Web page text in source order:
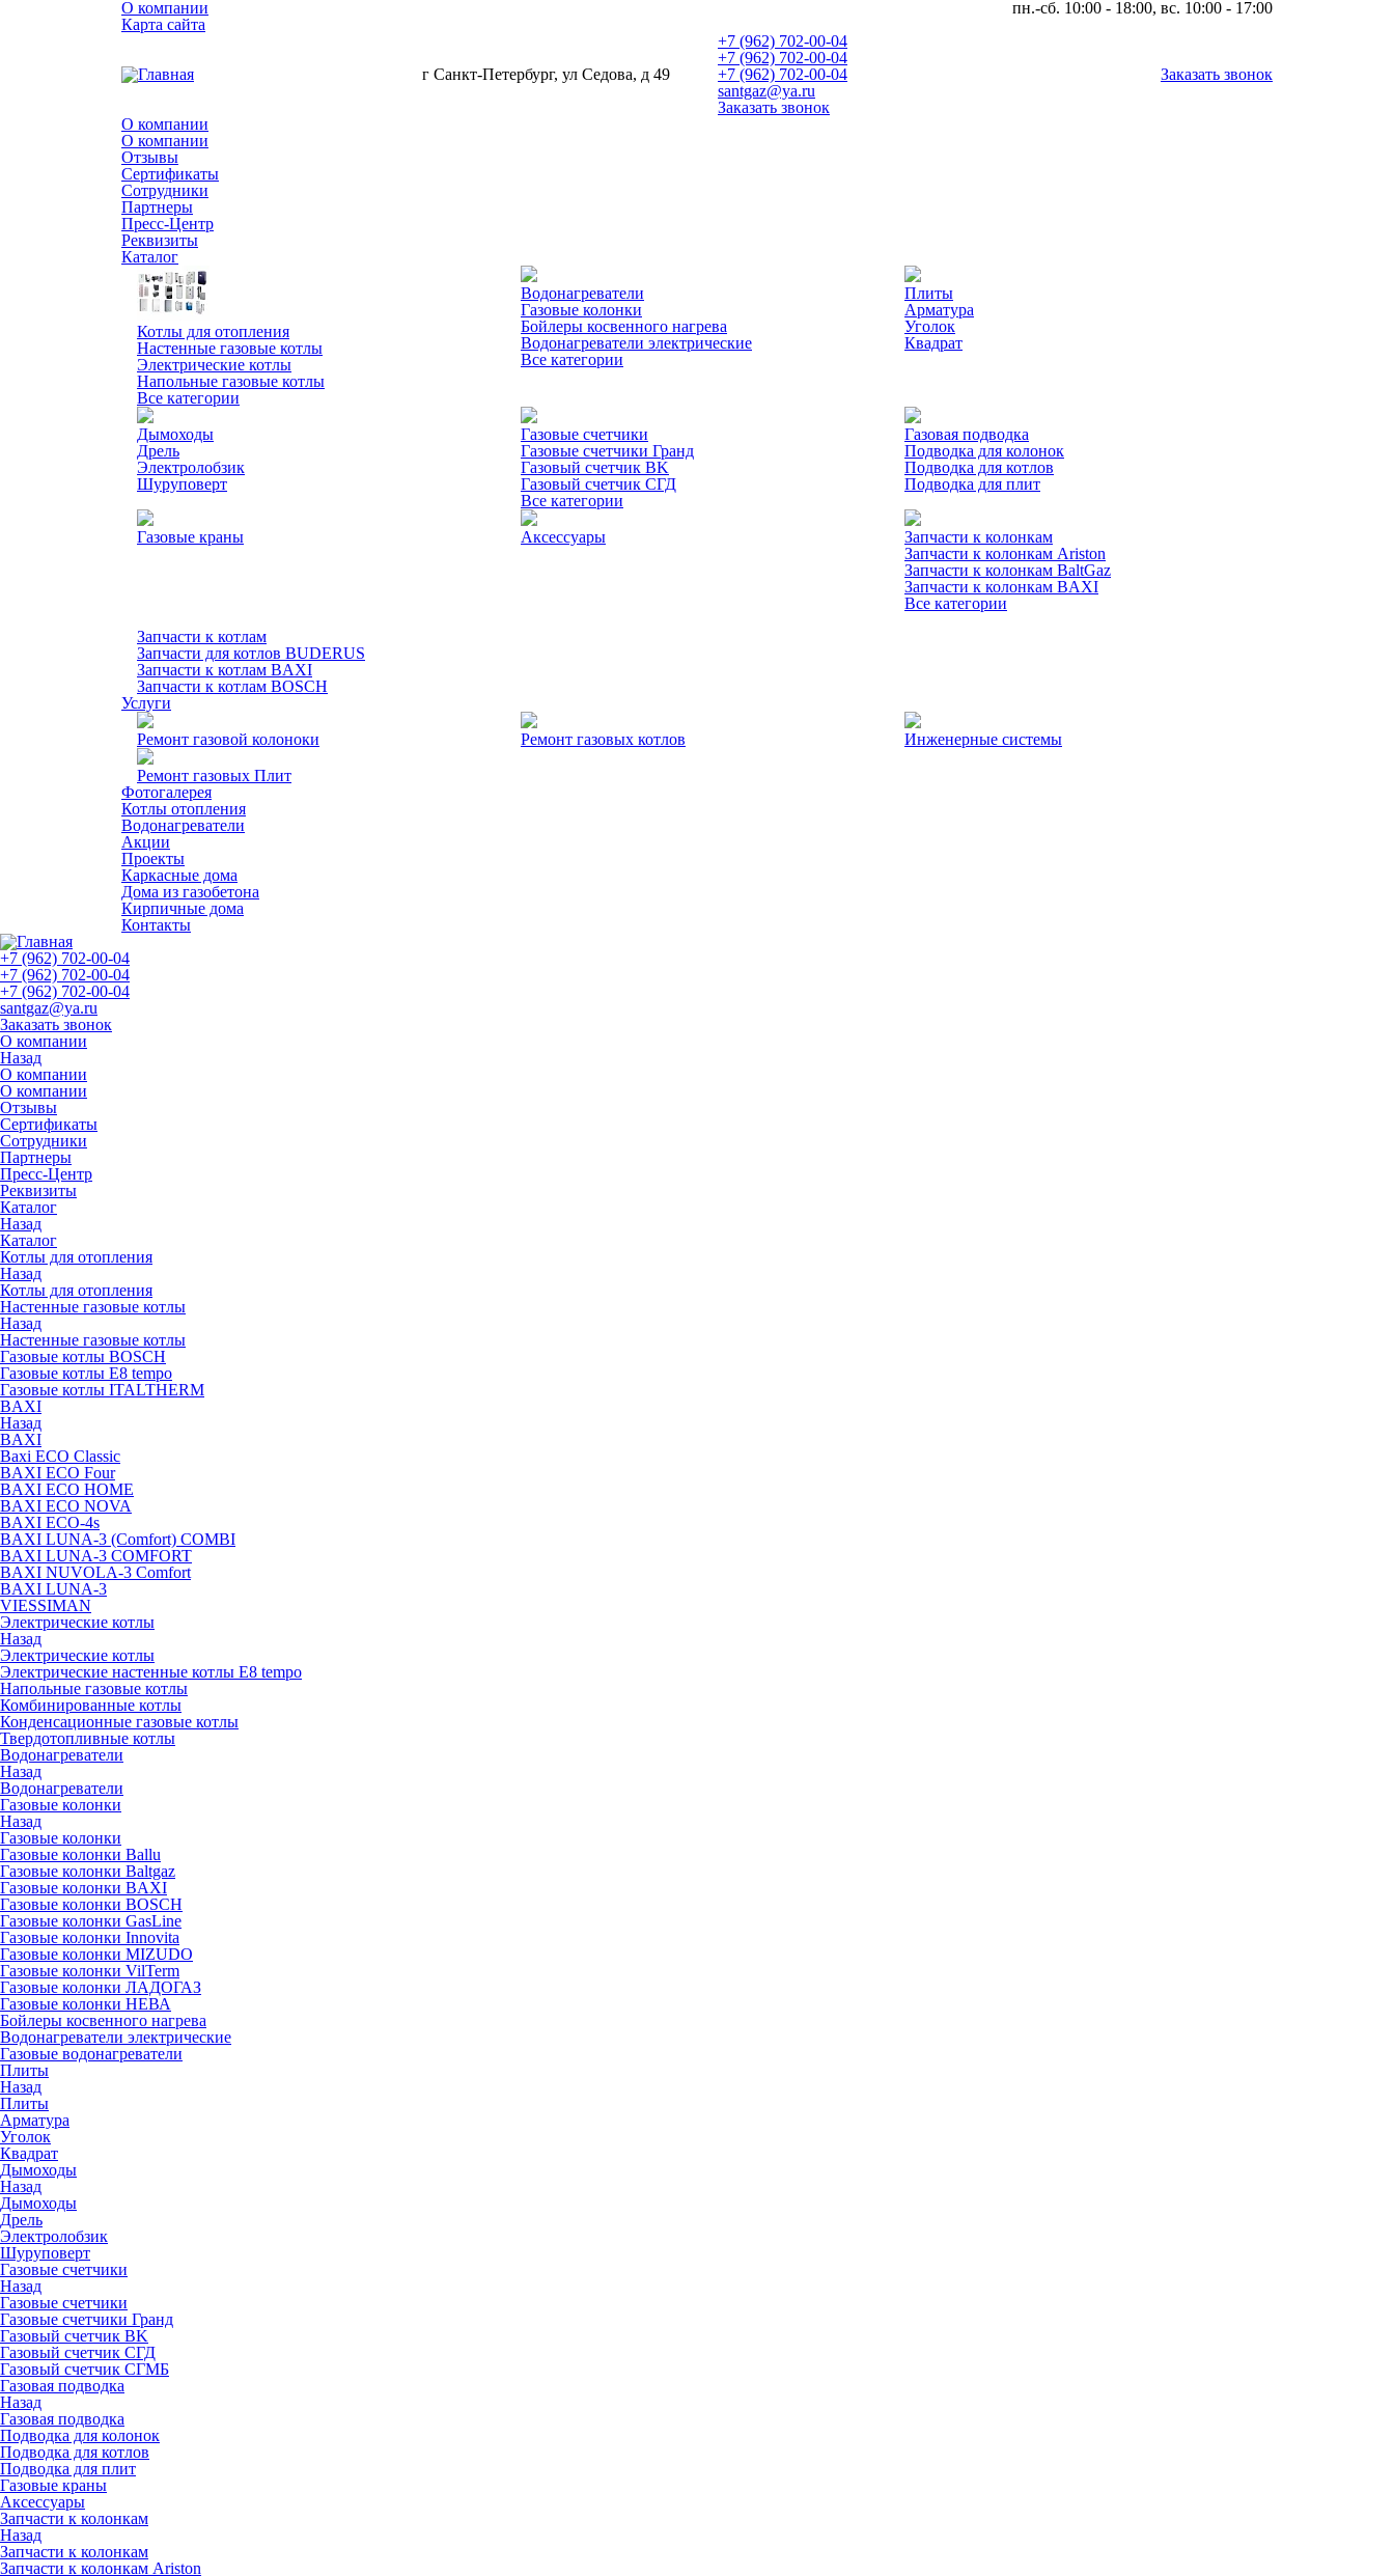
О компании
Карта сайта
пн.-сб. 10:00 - 18:00, вс. 10:00 - 17:00
г Санкт-Петербург, ул Седова, д 49
+7 (962) 702-00-04
+7 (962) 702-00-04
+7 (962) 702-00-04
santgaz@ya.ru
Заказать звонок
Заказать звонок
О компании
О компании
Отзывы
Сертификаты
Сотрудники
Партнеры
Пресс-Центр
Реквизиты
Каталог
Котлы для отопления
Настенные газовые котлы
Электрические котлы
Напольные газовые котлы
Все категории
Водонагреватели
Газовые колонки
Бойлеры косвенного нагрева
Водонагреватели электрические
Все категории
Плиты
Арматура
Уголок
Квадрат
Дымоходы
Дрель
Электролобзик
Шуруповерт
Газовые счетчики
Газовые счетчики Гранд
Газовый счетчик BK
Газовый счетчик СГД
Все категории
Газовая подводка
Подводка для колонок
Подводка для котлов
Подводка для плит
Газовые краны Аксессуары
Запчасти к колонкам
Запчасти к колонкам Ariston
Запчасти к колонкам BaltGaz
Запчасти к колонкам BAXI
Все категории
Запчасти к котлам
Запчасти для котлов BUDERUS
Запчасти к котлам BAXI
Запчасти к котлам BOSCH
Услуги
Ремонт газовой колоноки Ремонт газовых котлов Инженерные системы
Ремонт газовых Плит
Фотогалерея
Котлы отопления
Водонагреватели
Акции
Проекты
Каркасные дома
Дома из газобетона
Кирпичные дома
Контакты
+7 (962) 702-00-04
+7 (962) 702-00-04
+7 (962) 702-00-04
santgaz@ya.ru
Заказать звонок
О компании
Назад
О компании
О компании
Отзывы
Сертификаты
Сотрудники
Партнеры
Пресс-Центр
Реквизиты
Каталог
Назад
Каталог
Котлы для отопления
Назад
Котлы для отопления
Настенные газовые котлы
Назад
Настенные газовые котлы
Газовые котлы BOSCH
Газовые котлы E8 tempo
Газовые котлы ITALTHERM
BAXI
Назад
BAXI
Baxi ECO Classic
BAXI ECO Four
BAXI ECO HOME
BAXI ECO NOVA
BAXI ECO-4s
BAXI LUNA-3 (Comfort) COMBI
BAXI LUNA-3 COMFORT
BAXI NUVOLA-3 Comfort
BAXI LUNA-3
VIESSIMAN
Электрические котлы
Назад
Электрические котлы
Электрические настенные котлы E8 tempo
Напольные газовые котлы
Комбинированные котлы
Конденсационные газовые котлы
Твердотопливные котлы
Водонагреватели
Назад
Водонагреватели
Газовые колонки
Назад
Газовые колонки
Газовые колонки Ballu
Газовые колонки Baltgaz
Газовые колонки BAXI
Газовые колонки BOSCH
Газовые колонки GasLine
Газовые колонки Innovita
Газовые колонки MIZUDO
Газовые колонки VilTerm
Газовые колонки ЛАДОГАЗ
Газовые колонки НЕВА
Бойлеры косвенного нагрева
Водонагреватели электрические
Газовые водонагреватели
Плиты
Назад
Плиты
Арматура
Уголок
Квадрат
Дымоходы
Назад
Дымоходы
Дрель
Электролобзик
Шуруповерт
Газовые счетчики
Назад
Газовые счетчики
Газовые счетчики Гранд
Газовый счетчик BK
Газовый счетчик СГД
Газовый счетчик СГМБ
Газовая подводка
Назад
Газовая подводка
Подводка для колонок
Подводка для котлов
Подводка для плит
Газовые краны
Аксессуары
Запчасти к колонкам
Назад
Запчасти к колонкам
Запчасти к колонкам Ariston